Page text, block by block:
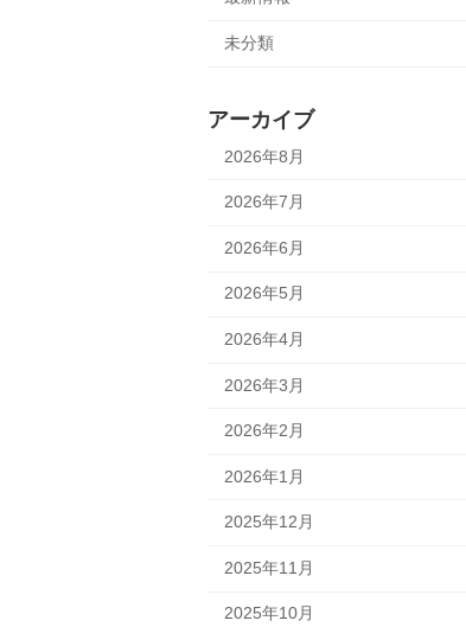
未分類
アーカイブ
2026年8月
2026年7月
2026年6月
2026年5月
2026年4月
2026年3月
2026年2月
2026年1月
2025年12月
2025年11月
2025年10月